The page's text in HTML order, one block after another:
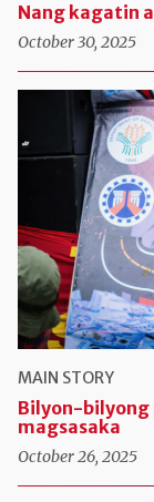
Nang kagatin
October 30, 2025
MAIN STORY
Bilyon-bilyong
magsasaka
October 26, 2025